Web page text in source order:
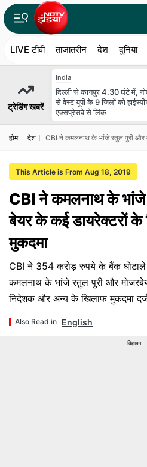
LIVE टीवी ताजातरीन देश दुनिया
ट्रेडिंग खबरें
India
दिल्ली से कानपुर 4.30 घंटे में,
से वेस्ट यूपी के 9 जिलों को
एक्सप्रेसवे से लिंक
होम देश CBI ने कमलनाथ के भांजे रतुल पुरी और
This Article is From Aug 18, 2019
CBI ने कमलनाथ के भांजे
बेयर के कई डायरेक्टरों के
मुकदमा
CBI ने 354 करोड़ रुपये के बैंक घोटाले
कमलनाथ के भांजे रतुल पुरी और
निदेशक और अन्य के खिलाफ मुकदमा
Also Read in English
विज्ञापन